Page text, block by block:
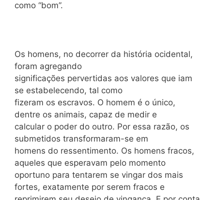
como “bom”.
Os homens, no decorrer da história ocidental,
foram agregando
significações pervertidas aos valores que iam
se estabelecendo, tal como
fizeram os escravos. O homem é o único,
dentre os animais, capaz de medir e
calcular o poder do outro. Por essa razão, os
submetidos transformaram-se em
homens do ressentimento. Os homens fracos,
aqueles que esperavam pelo momento
oportuno para tentarem se vingar dos mais
fortes, exatamente por serem fracos e